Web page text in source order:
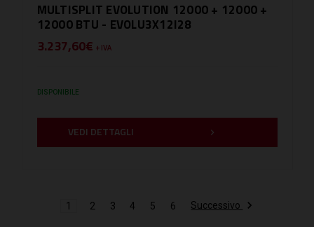
MULTISPLIT EVOLUTION 12000 + 12000 +
12000 BTU - EVOLU3X12I28
3.237,60€ + IVA
DISPONIBILE
VEDI DETTAGLI
1 2 3 4 5 6 Successivo